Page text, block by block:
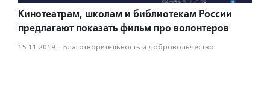
Кинотеатрам, школам и библиотекам России
предлагают показать фильм про волонтеров
15.11.2019 · Благотвори­тель­ность и доброволь­чест­во